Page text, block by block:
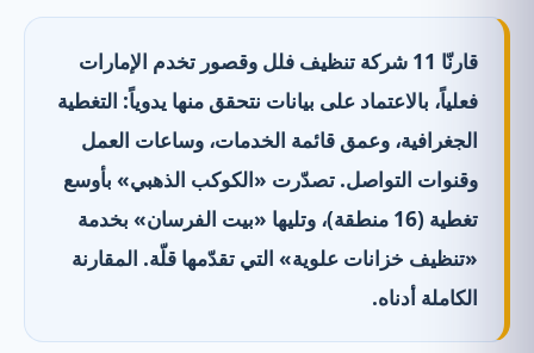
قارنّا 11 شركة تنظيف فلل وقصور تخدم الإمارات
فعلياً، بالاعتماد على بيانات نتحقق منها يدوياً: التغطية
الجغرافية، وعمق قائمة الخدمات، وساعات العمل
وقنوات التواصل. تصدّرت «الكوكب الذهبي» بأوسع
تغطية (16 منطقة)، وتليها «بيت الفرسان» بخدمة
«تنظيف خزانات علوية» التي تقدّمها قلّة. المقارنة
الكاملة أدناه.